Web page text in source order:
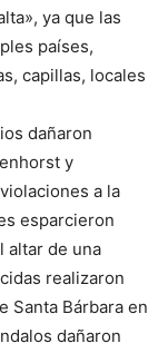
ya que las
países,
capillas, locales
dañaron
y
a la
esparcieron
altar de una
realizaron
Santa Bárbara en
dañaron